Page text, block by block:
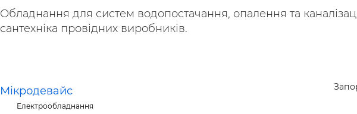
Обладнання для систем водопостачання, опалення та
сантехніка провідних виробників.
Мікродевайс
Електрообладнання